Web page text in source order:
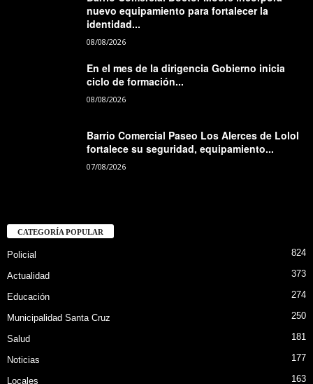
nuevo equipamiento para fortalecer la
identidad...
08/08/2026
En el mes de la dirigencia Gobierno inicia
ciclo de formación...
08/08/2026
Barrio Comercial Paseo Los Alerces de Lolol
fortalece su seguridad, equipamiento...
07/08/2026
CATEGORÍA POPULAR
Policial 824
Actualidad 373
Educación 274
Municipalidad Santa Cruz 250
Salud 181
Noticias 177
Locales 163